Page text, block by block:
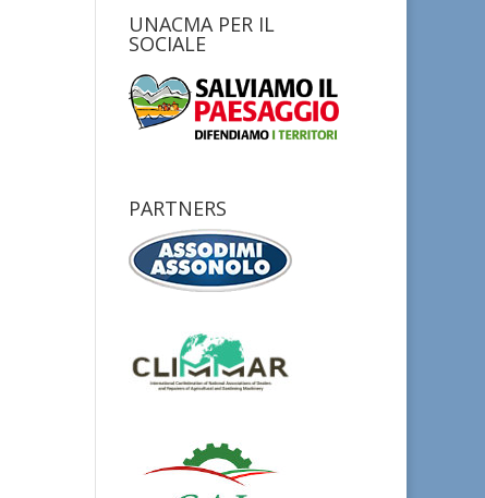
UNACMA PER IL
SOCIALE
PARTNERS